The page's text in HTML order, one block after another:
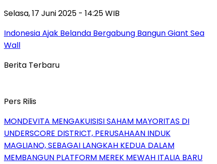
Selasa, 17 Juni 2025 - 14:25 WIB
Indonesia Ajak Belanda Bergabung Bangun Giant Sea
Wall
Berita Terbaru
Pers Rilis
MONDEVITA MENGAKUISISI SAHAM MAYORITAS DI
UNDERSCORE DISTRICT, PERUSAHAAN INDUK
MAGLIANO, SEBAGAI LANGKAH KEDUA DALAM
MEMBANGUN PLATFORM MEREK MEWAH ITALIA BARU